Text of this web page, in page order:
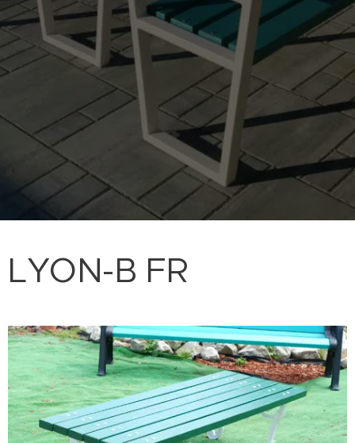
LYON-B FR